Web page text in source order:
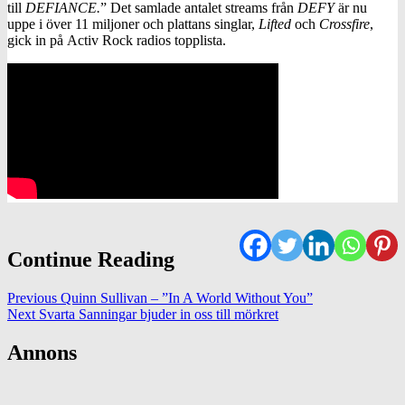
till DEFIANCE.” Det samlade antalet streams från DEFYär nu
uppe i över 11 miljoner och plattans singlar, Lifted och Crossfire,
gick in på Activ Rock radios topplista.
Continue Reading
Previous Quinn Sullivan – ”In A World Without You”
Next Svarta Sanningar bjuder in oss till mörkret
Annons